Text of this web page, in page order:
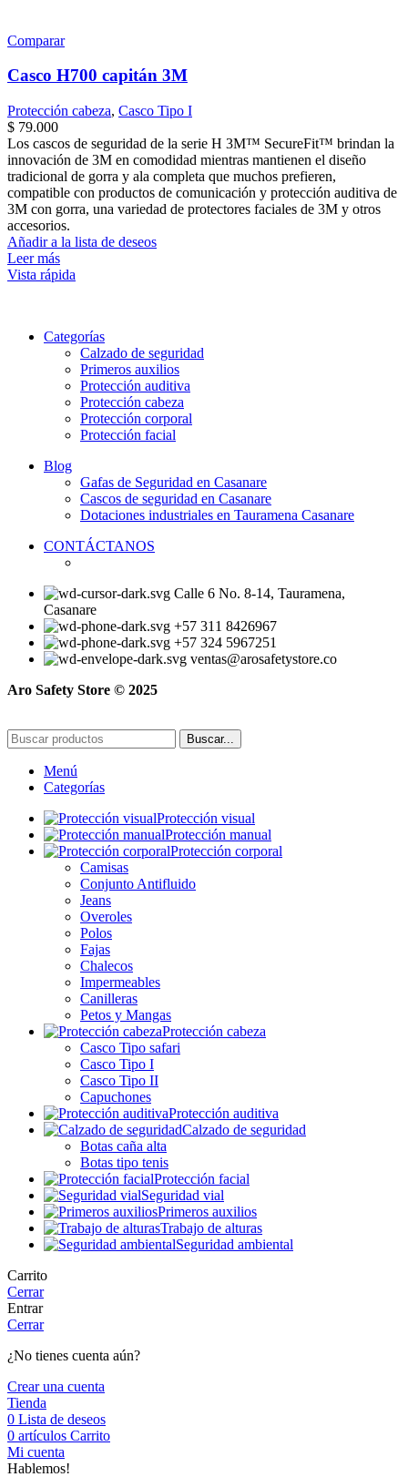
Comparar
Casco H700 capitán 3M
Protección cabeza, Casco Tipo I
$ 79.000
Los cascos de seguridad de la serie H 3M™ SecureFit™ brindan la
innovación de 3M en comodidad mientras mantienen el diseño
tradicional de gorra y ala completa que muchos prefieren,
compatible con productos de comunicación y protección auditiva de
3M con gorra, una variedad de protectores faciales de 3M y otros
accesorios.
Añadir a la lista de deseos
Leer más
Vista rápida
Categorías
Calzado de seguridad
Primeros auxilios
Protección auditiva
Protección cabeza
Protección corporal
Protección facial
Blog
Gafas de Seguridad en Casanare
Cascos de seguridad en Casanare
Dotaciones industriales en Tauramena Casanare
CONTÁCTANOS
Calle 6 No. 8-14, Tauramena,
Casanare
+57 311 8426967
+57 324 5967251
ventas@arosafetystore.co
Aro Safety Store © 2025
Buscar...
Menú
Categorías
Protección visual
Protección manual
Protección corporal
Camisas
Conjunto Antifluido
Jeans
Overoles
Polos
Fajas
Chalecos
Impermeables
Canilleras
Petos y Mangas
Protección cabeza
Casco Tipo safari
Casco Tipo I
Casco Tipo II
Capuchones
Protección auditiva
Calzado de seguridad
Botas caña alta
Botas tipo tenis
Protección facial
Seguridad vial
Primeros auxilios
Trabajo de alturas
Seguridad ambiental
Carrito
Cerrar
Entrar
Cerrar
¿No tienes cuenta aún?
Crear una cuenta
Tienda
0 Lista de deseos
0 artículos Carrito
Mi cuenta
Hablemos!